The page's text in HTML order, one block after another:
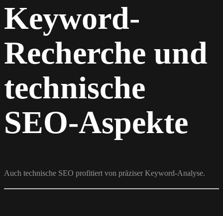
Keyword-
Recherche und
technische
SEO-Aspekte
Auch technische SEO profitiert von präziser Keyword-Analyse.